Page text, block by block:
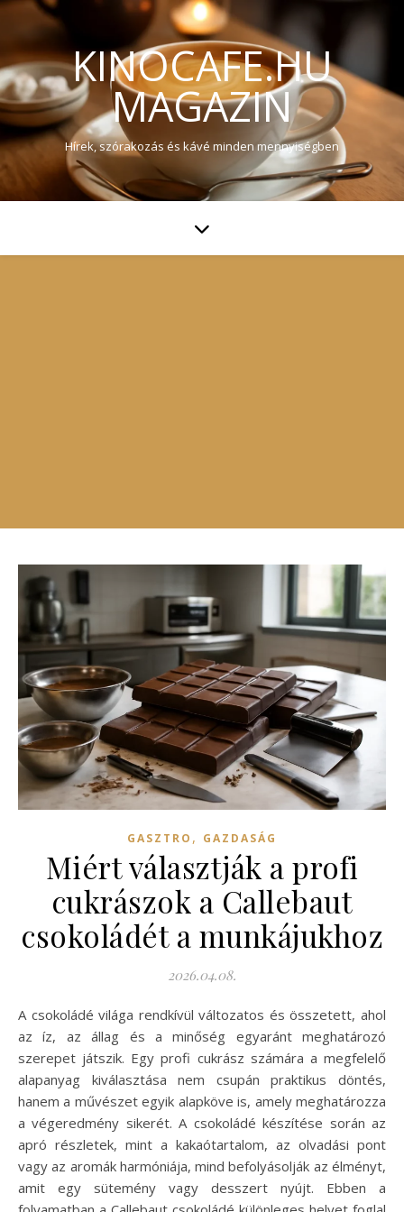
KINOCAFE.HU
MAGAZIN
Hírek, szórakozás és kávé minden mennyiségben
GASZTRO , GAZDASÁG
Miért választják a profi
cukrászok a Callebaut
csokoládét a munkájukhoz
2026.04.08.
A csokoládé világa rendkívül változatos és összetett, ahol
az íz, az állag és a minőség egyaránt meghatározó
szerepet játszik. Egy profi cukrász számára a megfelelő
alapanyag kiválasztása nem csupán praktikus döntés,
hanem a művészet egyik alapköve is, amely meghatározza
a végeredmény sikerét. A csokoládé készítése során az
apró részletek, mint a kakaótartalom, az olvadási pont
vagy az aromák harmóniája, mind befolyásolják az élményt,
amit egy sütemény vagy desszert nyújt. Ebben a